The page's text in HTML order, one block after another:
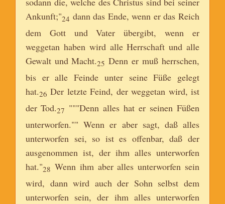
Ankunft;"24 dann das Ende, wenn er das Reich
dem Gott und Vater übergibt, wenn er
weggetan haben wird alle Herrschaft und alle
Gewalt und Macht.25 Denn er muß herrschen,
bis er alle Feinde unter seine Füße gelegt
hat.26 Der letzte Feind, der weggetan wird, ist
der Tod.27 """Denn alles hat er seinen Füßen
unterworfen."" Wenn er aber sagt, daß alles
unterworfen sei, so ist es offenbar, daß der
ausgenommen ist, der ihm alles unterworfen
hat."28 Wenn ihm aber alles unterworfen sein
wird, dann wird auch der Sohn selbst dem
unterworfen sein, der ihm alles unterworfen